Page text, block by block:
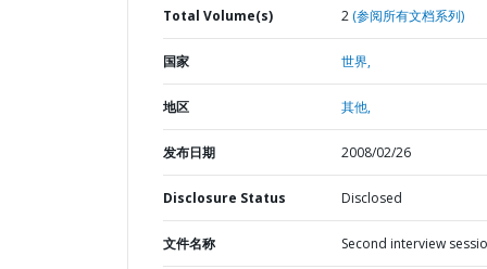
Total Volume(s) 2 (参阅所有文档系列)
国家 世界,
地区 其他,
发布日期 2008/02/26
Disclosure Status Disclosed
文件名称 Second interview